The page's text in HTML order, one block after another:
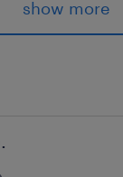
る
show more
経験がある方